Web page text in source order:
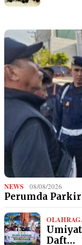
NEWS 08/08/2026
Perumda
Daft…